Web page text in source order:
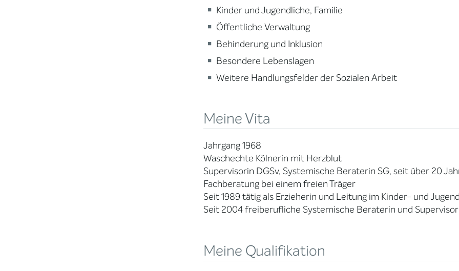
Kinder und Jugendliche, Familie
Öffentliche Verwaltung
Behinderung und Inklusion
Besondere Lebenslagen
Weitere Handlungsfelder der Sozialen Arbeit
Meine Vita
Jahrgang 1968
Waschechte Kölnerin mit Herzblut
Supervisorin DGSv, Systemische Beraterin SG, seit über 20
Fachberatung bei einem freien Träger
Seit 1989 tätig als Erzieherin und Leitung im Kinder- und
Seit 2004 freiberufliche Systemische Beraterin und
Meine Qualifikation